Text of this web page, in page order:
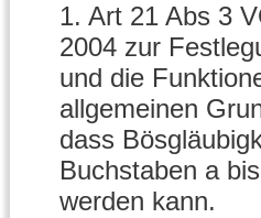
1. Art 21 Abs 3
2004 zur
und die
allgemeinen
dass
Buchstaben a
werden kann.